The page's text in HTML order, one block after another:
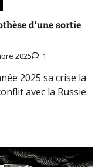
d’une sortie
2025 1
2025 sa crise la
avec la Russie.